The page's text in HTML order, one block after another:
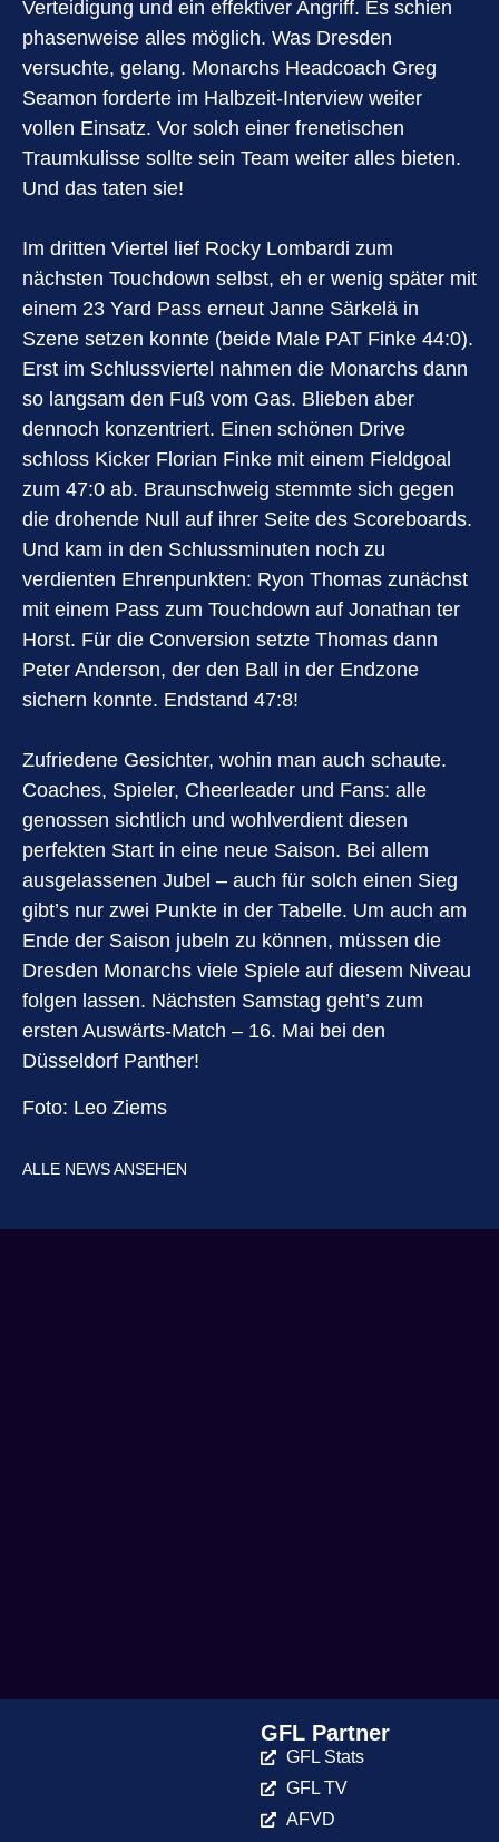
Verteidigung und ein effektiver Angriff. Es schien
phasenweise alles möglich. Was Dresden
versuchte, gelang. Monarchs Headcoach Greg
Seamon forderte im Halbzeit-Interview weiter
vollen Einsatz. Vor solch einer frenetischen
Traumkulisse sollte sein Team weiter alles bieten.
Und das taten sie!
Im dritten Viertel lief Rocky Lombardi zum
nächsten Touchdown selbst, eh er wenig später mit
einem 23 Yard Pass erneut Janne Särkelä in
Szene setzen konnte (beide Male PAT Finke 44:0).
Erst im Schlussviertel nahmen die Monarchs dann
so langsam den Fuß vom Gas. Blieben aber
dennoch konzentriert. Einen schönen Drive
schloss Kicker Florian Finke mit einem Fieldgoal
zum 47:0 ab. Braunschweig stemmte sich gegen
die drohende Null auf ihrer Seite des Scoreboards.
Und kam in den Schlussminuten noch zu
verdienten Ehrenpunkten: Ryon Thomas zunächst
mit einem Pass zum Touchdown auf Jonathan ter
Horst. Für die Conversion setzte Thomas dann
Peter Anderson, der den Ball in der Endzone
sichern konnte. Endstand 47:8!
Zufriedene Gesichter, wohin man auch schaute.
Coaches, Spieler, Cheerleader und Fans: alle
genossen sichtlich und wohlverdient diesen
perfekten Start in eine neue Saison. Bei allem
ausgelassenen Jubel – auch für solch einen Sieg
gibt’s nur zwei Punkte in der Tabelle. Um auch am
Ende der Saison jubeln zu können, müssen die
Dresden Monarchs viele Spiele auf diesem Niveau
folgen lassen. Nächsten Samstag geht’s zum
ersten Auswärts-Match – 16. Mai bei den
Düsseldorf Panther!
Foto: Leo Ziems
ALLE NEWS ANSEHEN
GFL Partner
GFL Stats
GFL TV
AFVD